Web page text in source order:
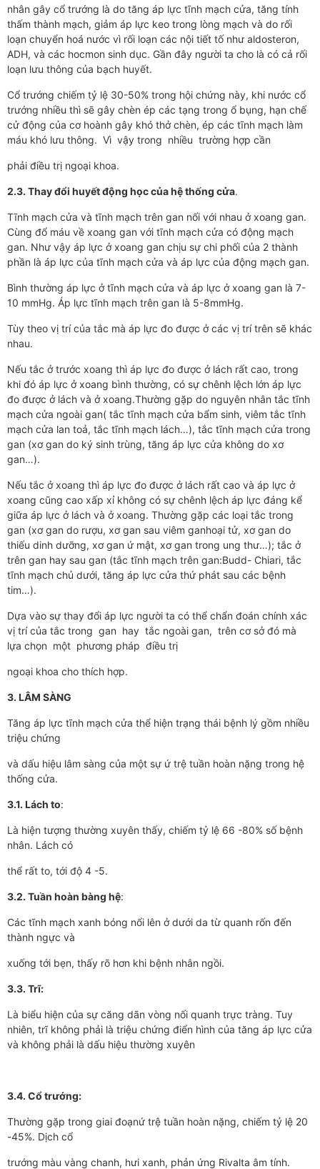
nhân gây cổ trướng là do tăng áp lực tĩnh mạch cửa, tăng tính
thấm thành mạch, giảm áp lực keo trong lòng mạch và do rối
loạn chuyển hoá nước vì rối loạn các nội tiết tố như aldosteron,
ADH, và các hocmon sinh dục. Gần đây người ta cho là có cả rối
loạn lưu thông của bạch huyết.
Cổ trướng chiếm tỷ lệ 30-50% trong hội chứng này, khi nước cổ
trướng nhiều thì sẽ gây chèn ép các tạng trong ổ bụng, hạn chế
cử động của cơ hoành gây khó thở chèn, ép các tĩnh mạch làm
máu khó lưu thông. Vì vậy trong nhiều trường hợp cần
phải điều trị ngoại khoa.
2.3. Thay đổi huyết động học của hệ thống cửa.
Tĩnh mạch cửa và tĩnh mạch trên gan nối với nhau ở xoang gan.
Cùng đổ máu về xoang gan với tĩnh mạch cửa có động mạch
gan. Như vậy áp lực ở xoang gan chịu sự chi phối của 2 thành
phần là áp lực của tĩnh mạch cửa và áp lực của động mạch gan.
Bình thường áp lực ở tĩnh mạch cửa và áp lực ở xoang gan là 7-
10 mmHg. Áp lực tĩnh mạch trên gan là 5-8mmHg.
Tùy theo vị trí của tắc mà áp lực đo được ở các vị trí trên sẽ khác
nhau.
Nếu tắc ở trước xoang thì áp lực đo được ở lách rất cao, trong
khi đó áp lực ở xoang bình thường, có sự chênh lệch lớn áp lực
đo được ở lách và ở xoang.Thường gặp do nguyên nhân tắc tĩnh
mạch cửa ngoài gan( tắc tĩnh mạch cửa bẩm sinh, viêm tắc tĩnh
mạch cửa lan toả, tắc tĩnh mạch lách…), tắc tĩnh mạch cửa trong
gan (xơ gan do ký sinh trùng, tăng áp lực cửa không do xơ
gan…).
Nếu tắc ở xoang thì áp lực đo được ở lách rất cao và áp lực ở
xoang cũng cao xấp xỉ không có sự chênh lệch áp lực đáng kể
giữa áp lực ở lách và ở xoang. Thường gặp các loại tắc trong
gan (xơ gan do rượu, xơ gan sau viêm ganhoại tử, xơ gan do
thiếu dinh dưỡng, xơ gan ứ mật, xơ gan trong ung thư…); tắc ở
trên gan hay sau gan (tắc tĩnh mạch trên gan:Budd- Chiari, tắc
tĩnh mạch chủ dưới, tăng áp lực cửa thứ phát sau các bệnh
tim…).
Dựa vào sự thay đổi áp lực người ta có thể chẩn đoán chính xác
vị trí của tắc trong gan hay tắc ngoài gan, trên cơ sở đó mà
lựa chọn một phương pháp điều trị
ngoại khoa cho thích hợp.
3. LÂM SÀNG
Tăng áp lực tĩnh mạch cửa thể hiện trạng thái bệnh lý gồm nhiều
triệu chứng
và dấu hiệu lâm sàng của một sự ứ trệ tuần hoàn nặng trong hệ
thống cửa.
3.1. Lách to:
Là hiện tượng thường xuyên thấy, chiếm tỷ lệ 66 -80% số bệnh
nhân. Lách có
thể rất to, tới độ 4 -5.
3.2. Tuần hoàn bàng hệ:
Các tĩnh mạch xanh bóng nổi lên ở dưới da từ quanh rốn đến
thành ngực và
xuống tới bẹn, thấy rõ hơn khi bệnh nhân ngồi.
3.3. Trĩ:
Là biểu hiện của sự căng dãn vòng nối quanh trực tràng. Tuy
nhiên, trĩ không phải là triệu chứng điển hình của tăng áp lực cửa
và không phải là dấu hiệu thường xuyên
3.4. Cổ trướng:
Thường gặp trong giai đoạnứ trệ tuần hoàn nặng, chiếm tỷ lệ 20
-45%. Dịch cổ
trướng màu vàng chanh, hưi xanh, phản ứng Rivalta âm tính.